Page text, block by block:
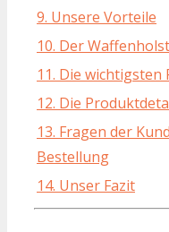
9. Unsere Vorteile
10. Der
11. Die wichtigsten
12. Die
13. Fragen der
Bestellung
14. Unser Fazit